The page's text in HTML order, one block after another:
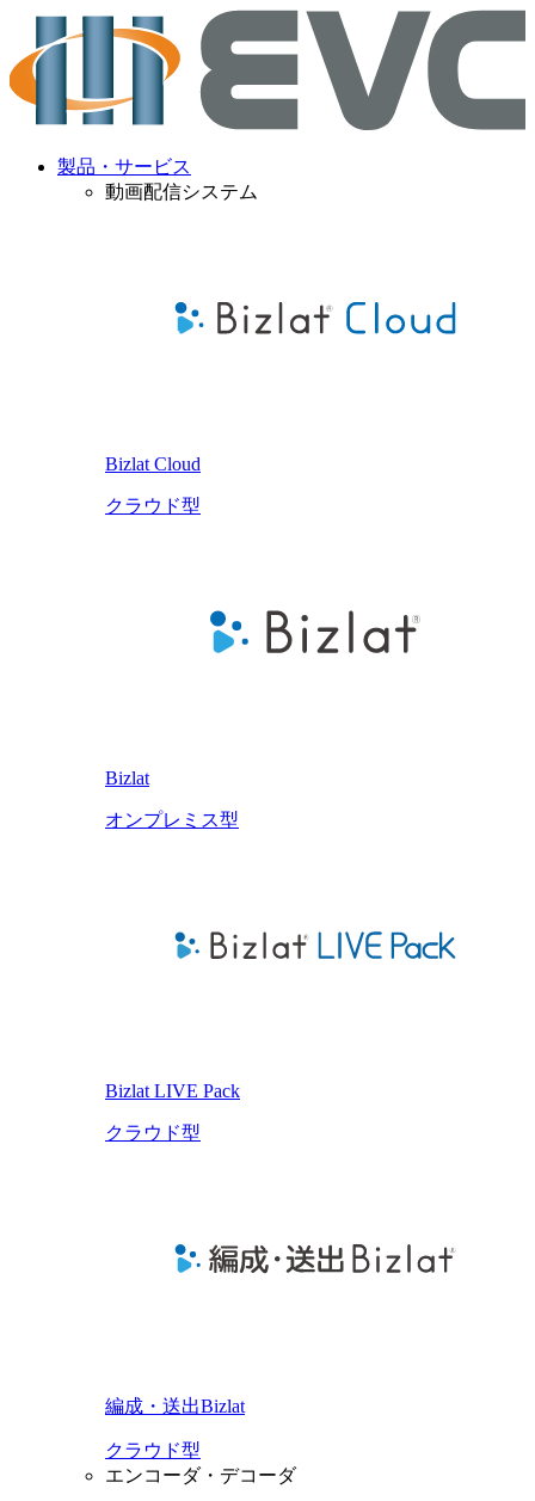
製品・サービス
動画配信システム
Bizlat Cloud
クラウド型
Bizlat
オンプレミス型
Bizlat LIVE Pack
クラウド型
編成・送出Bizlat
クラウド型
エンコーダ・デコーダ